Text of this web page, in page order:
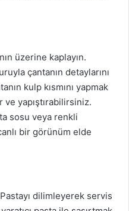
üzerine kaplayın.
çantanın detaylarını
kulp kısmını yapmak
yapıştırabilirsiniz.
sosu veya renkli
bir görünüm elde
dilimleyerek servis